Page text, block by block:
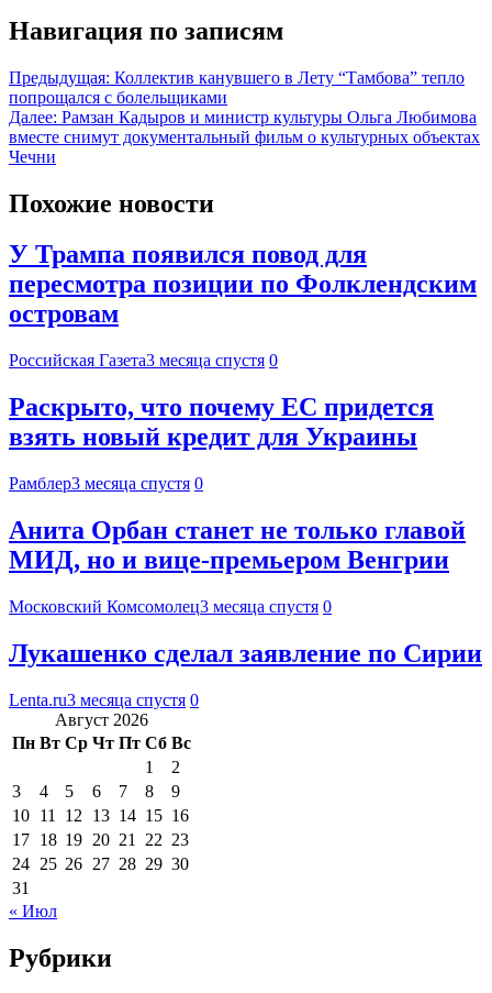
Навигация по записям
Предыдущая: Коллектив канувшего в Лету “Тамбова” тепло
попрощался с болельщиками
Далее: Рамзан Кадыров и министр культуры Ольга Любимова
вместе снимут документальный фильм о культурных объектах
Чечни
Похожие новости
У Трампа появился повод для
пересмотра позиции по Фолклендским
островам
Российская Газета3 месяца спустя 0
Раскрыто, что почему ЕС придется
взять новый кредит для Украины
Рамблер3 месяца спустя 0
Анита Орбан станет не только главой
МИД, но и вице-премьером Венгрии
Московский Комсомолец3 месяца спустя 0
Лукашенко сделал заявление по Сирии
Lenta.ru3 месяца спустя 0
Август 2026
Пн Вт Ср Чт Пт Сб Вс
1
2
3
4 5 6 7 8
9
10 11 12 13 14 15 16
17 18 19 20 21 22 23
24 25 26 27 28 29 30
31
« Июл
Рубрики